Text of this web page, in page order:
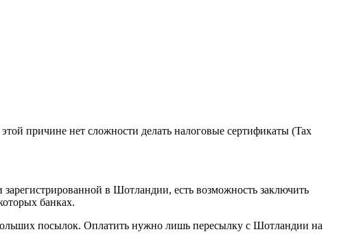
причине нет сложности делать налоговые сертификаты (Tax
в Шотландии, есть возможность заключить
банках.
посылок. Оплатить нужно лишь пересылку с Шотландии на